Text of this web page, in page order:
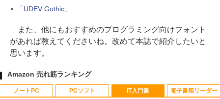
「UDEV Gothic」
また、他にもおすすめのプログラミング向けフォント
があれば教えてくださいね。改めて本誌で紹介したいと
思います。
Amazon 売れ筋ランキング
ノートPC PCソフト IT入門書 電子書籍リーダー